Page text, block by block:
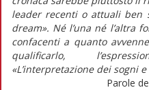
leader recenti o attuali ben
dream». Né l’una né l’altra
confacenti a quanto
qualificarlo,
«L’interpretazione dei sogni
Parole